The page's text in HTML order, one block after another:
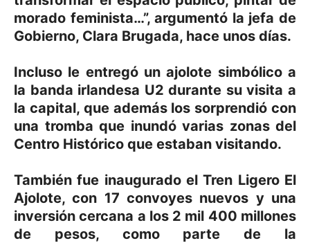
morado feminista…”, argumentó la jefa de
Gobierno, Clara Brugada, hace unos días.
Incluso le entregó un ajolote simbólico a
la banda irlandesa U2 durante su visita a
la capital, que además los sorprendió con
una tromba que inundó varias zonas del
Centro Histórico que estaban visitando.
También fue inaugurado el Tren Ligero El
Ajolote, con 17 convoyes nuevos y una
inversión cercana a los 2 mil 400 millones
de pesos, como parte de la